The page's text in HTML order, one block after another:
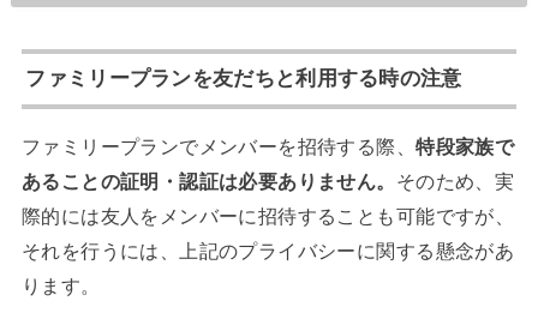
ファミリープランを友だちと利用する時の注意
ファミリープランでメンバーを招待する際、特段家族で
あることの証明・認証は必要ありません。 そのため、実
際的には友人をメンバーに招待することも可能ですが、
それを行うには、上記のプライバシーに関する懸念があ
ります。